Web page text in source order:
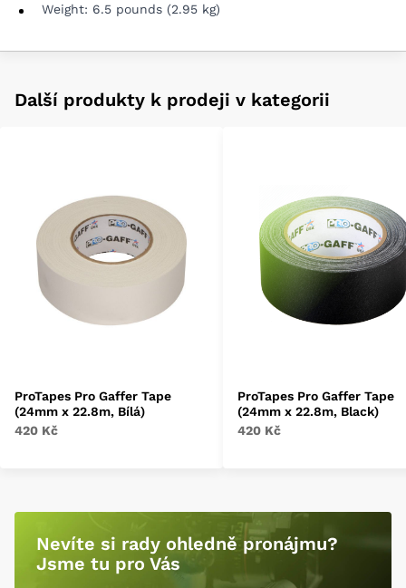
Weight: 6.5 pounds (2.95 kg)
Další produkty k prodeji v kategorii
ProTapes Pro Gaffer Tape
(24mm x 22.8m, Bílá)
420 Kč
ProTapes Pro Gaffer Tape
(24mm x 22.8m, Black)
420 Kč
Nevíte si rady ohledně pronájmu?
Jsme tu pro Vás